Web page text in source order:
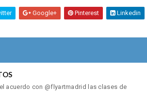
Google+ Pinterest Linkedin
acuerdo con @flyartmadrid las clases de